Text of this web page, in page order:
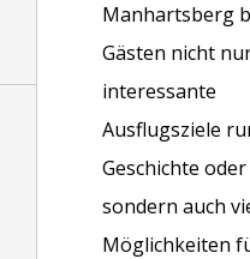
Manhartsberg
Gästen nicht
interessante
Ausflugsziele
Geschichte
sondern auch
Möglichkeiten